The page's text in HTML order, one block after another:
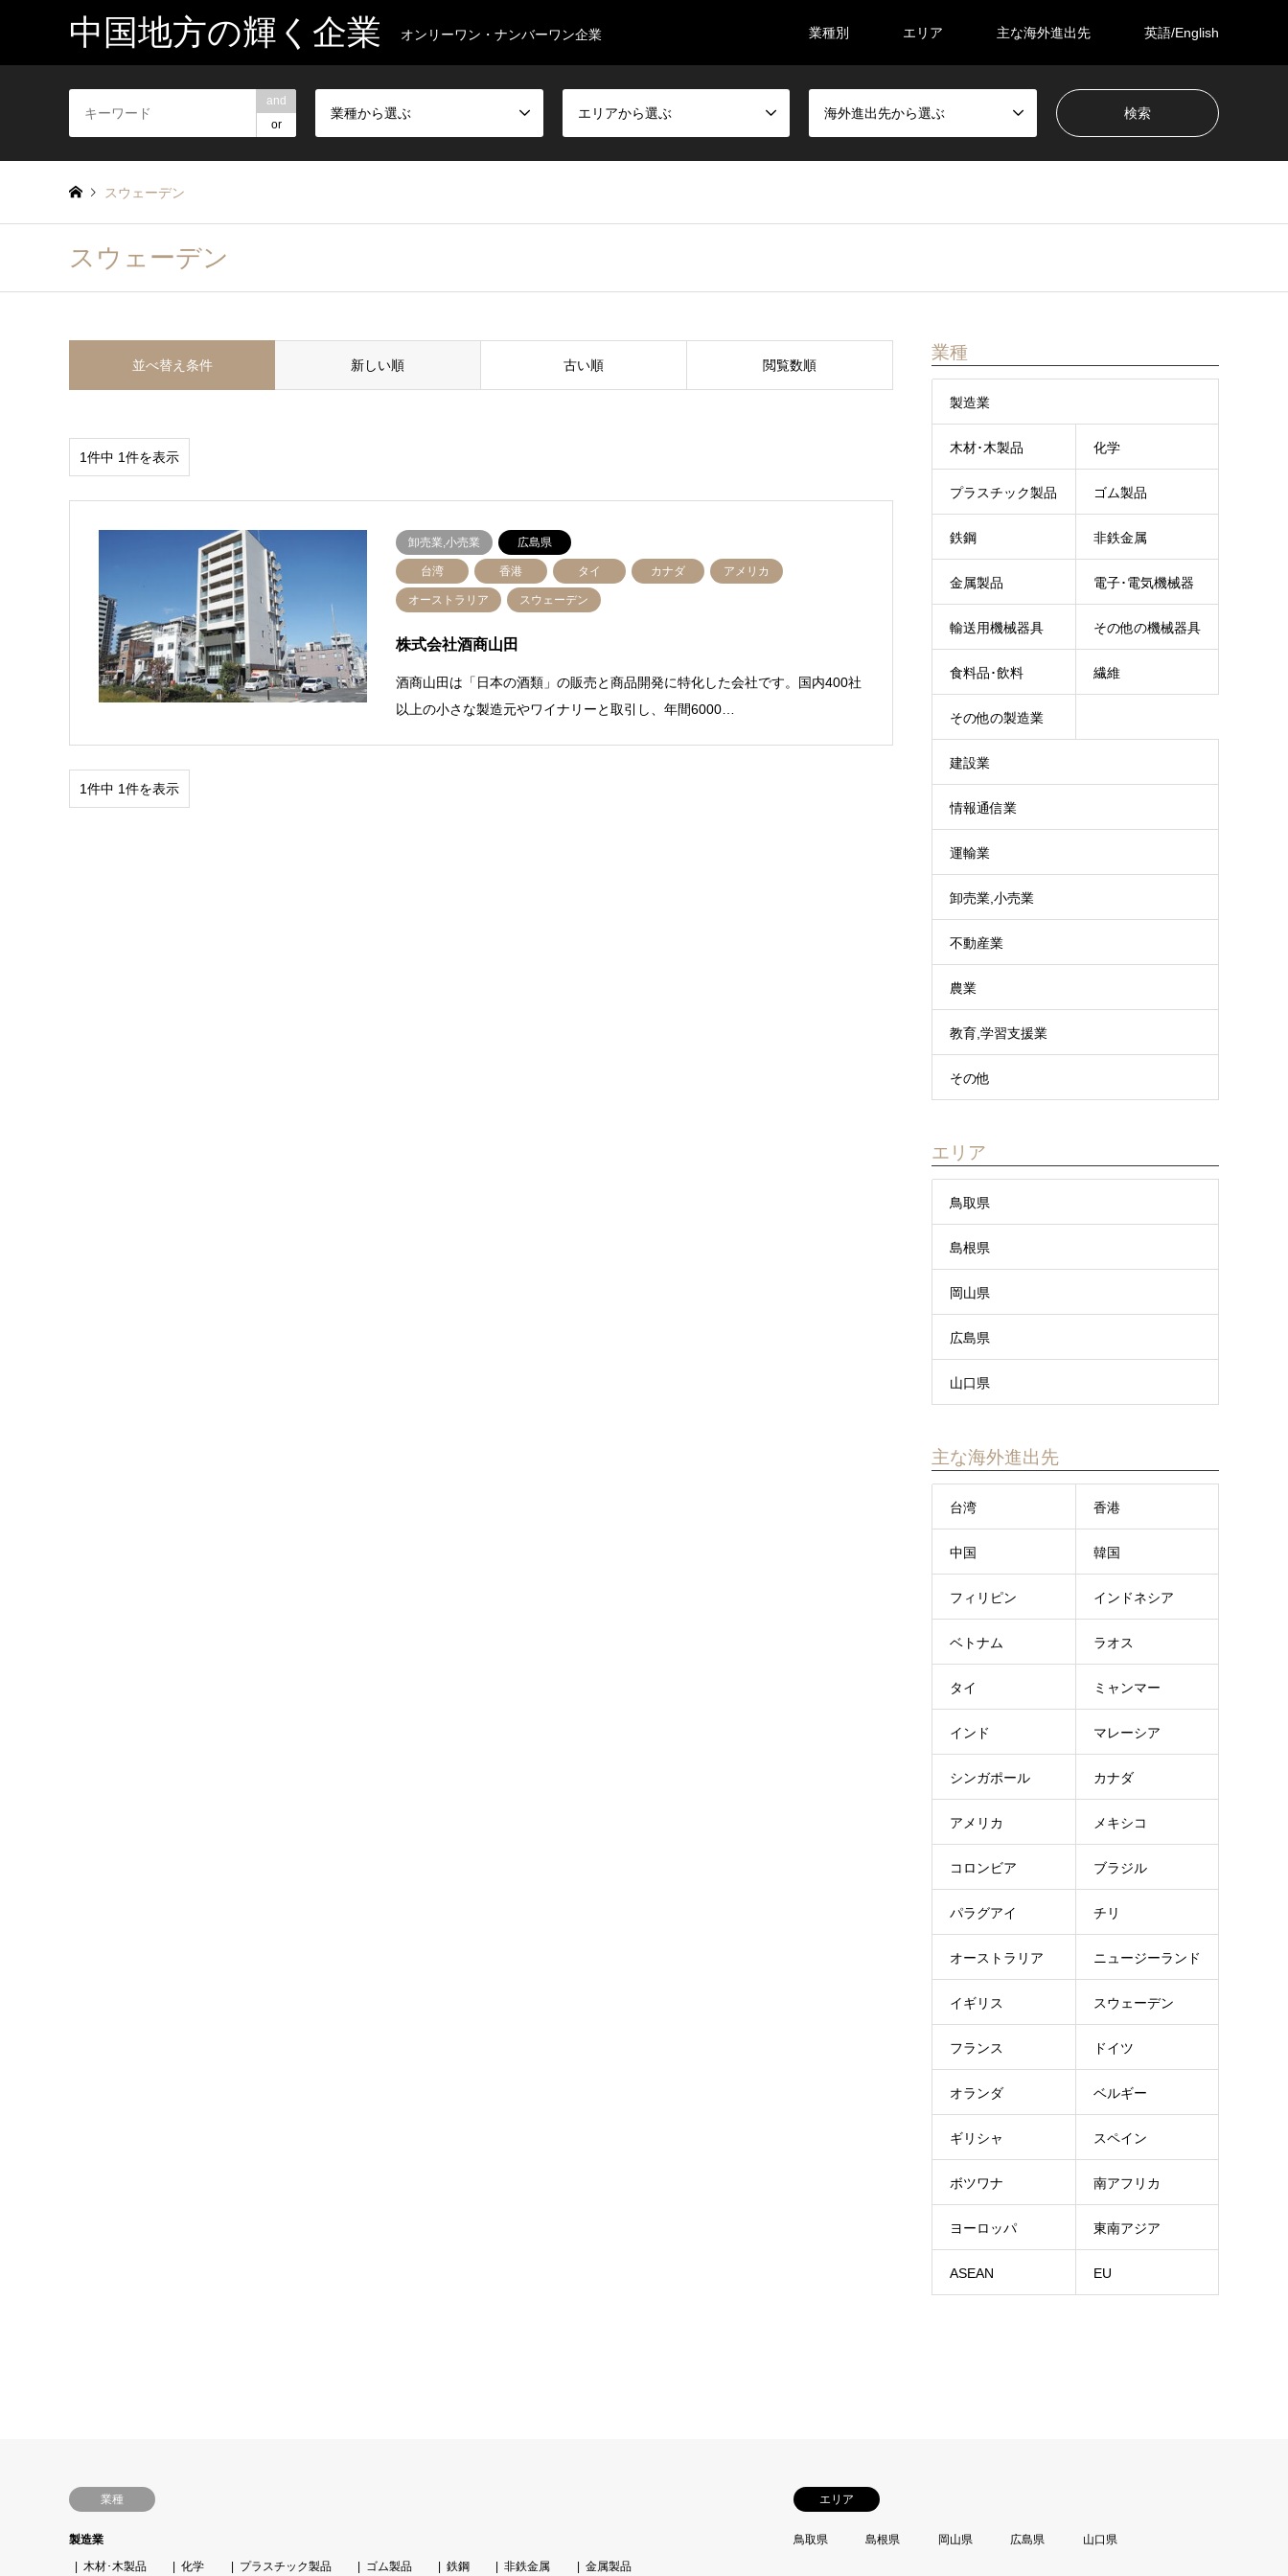
中国地方の輝く企業 オンリーワン・ナンバーワン企業 業種別 エリア 主な海外進出先 英語/English
and
or
業種から選ぶ エリアから選ぶ 海外進出先から選ぶ
スウェーデン
スウェーデン
並べ替え条件 新しい順 古い順 閲覧数順
1件中 1件を表示
卸売業,小売業 広島県
台湾 香港 タイ カナダ アメリカ
オーストラリア スウェーデン
株式会社酒商山田
酒商山田は「日本の酒類」の販売と商品開発に特化した会社です。国内400社
以上の小さな製造元やワイナリーと取引し、年間6000…
1件中 1件を表示
業種
製造業
木材･木製品 化学
プラスチック製品 ゴム製品
鉄鋼 非鉄金属
金属製品 電子･電気機械器
具
輸送用機械器具 その他の機械器具
食料品･飲料 繊維
その他の製造業
建設業
情報通信業
運輸業
卸売業,小売業
不動産業
農業
教育,学習支援業
その他
エリア
鳥取県
島根県
岡山県
広島県
山口県
主な海外進出先
台湾 香港
中国 韓国
フィリピン インドネシア
ベトナム ラオス
タイ ミャンマー
インド マレーシア
シンガポール カナダ
アメリカ メキシコ
コロンビア ブラジル
パラグアイ チリ
オーストラリア ニュージーランド
イギリス スウェーデン
フランス ドイツ
オランダ ベルギー
ギリシャ スペイン
ボツワナ 南アフリカ
ヨーロッパ 東南アジア
ASEAN EU
業種
製造業
木材･木製品
化学 プラスチック製品 ゴム製品 鉄鋼 非鉄金属 金属製品
エリア
鳥取県 島根県 岡山県 広島県 山口県